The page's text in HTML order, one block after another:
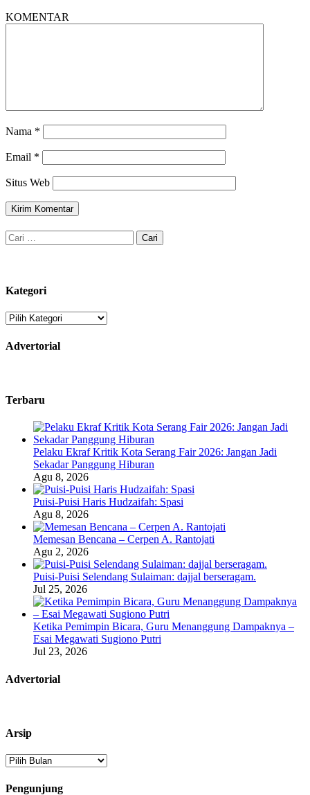
KOMENTAR
Nama *
Email *
Situs Web
Cari
untuk:
Kategori
Kategori
Advertorial
Terbaru
Pelaku Ekraf Kritik Kota Serang Fair 2026: Jangan Jadi
Sekadar Panggung Hiburan
Agu 8, 2026
Puisi-Puisi Haris Hudzaifah: Spasi
Agu 8, 2026
Memesan Bencana – Cerpen A. Rantojati
Agu 2, 2026
Puisi-Puisi Selendang Sulaiman: dajjal berseragam.
Jul 25, 2026
Ketika Pemimpin Bicara, Guru Menanggung Dampaknya –
Esai Megawati Sugiono Putri
Jul 23, 2026
Advertorial
Arsip
Arsip
Pengunjung